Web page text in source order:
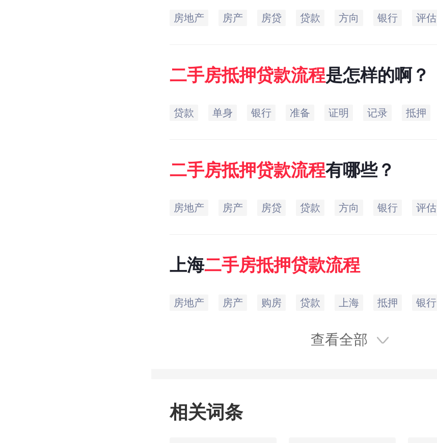
房地产 房产 房贷 贷款 方向 银行 评估
二手房抵押贷款流程是怎样的啊？
贷款 单身 银行 准备 证明 记录 抵押
二手房抵押贷款流程有哪些？
房地产 房产 房贷 贷款 方向 银行 评估
上海二手房抵押贷款流程
房地产 房产 购房 贷款 上海 抵押 银行
查看全部
相关词条